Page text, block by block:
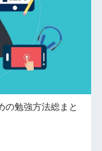
の勉強方法総まと